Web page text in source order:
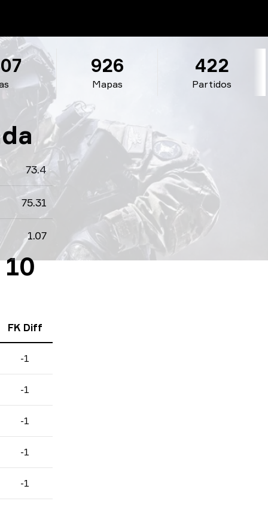
Mapas
926
Partidos
422
73.4
75.31
1.07
FK Diff
-1
-1
-1
-1
-1